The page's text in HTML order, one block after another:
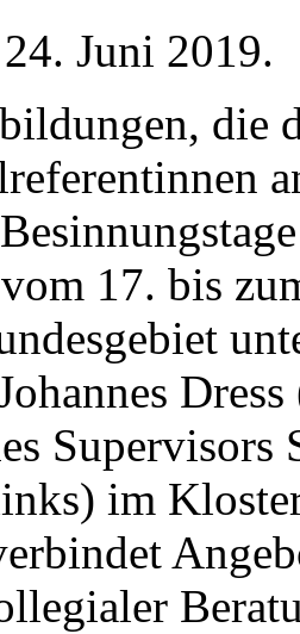
24. Juni 2019.
die
17. bis
Supervisors
im